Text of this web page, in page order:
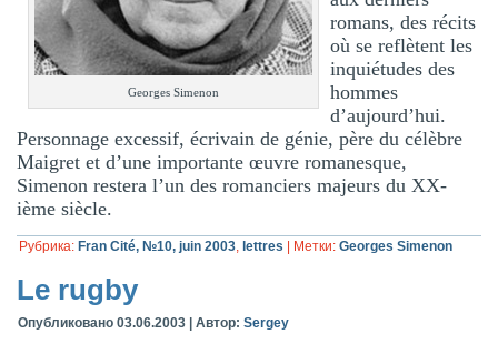
Georges Simenon
romans, des récits
où se reflètent les
inquiétudes des
hommes
d’aujourd’hui.
Personnage excessif, écrivain de génie, père du célèbre
Maigret et d’une importante œuvre romanesque,
Simenon restera l’un des romanciers majeurs du XX-
ième siècle.
Рубрика: Fran Cité, №10, juin 2003, lettres Метки: Georges Simenon
Le rugby
Опубликовано 03.06.2003 |Автор: Sergey